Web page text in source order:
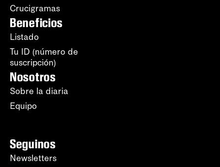
Crucigramas
Beneficios
Listado
Tu ID (número de
suscripción)
Nosotros
Sobre la diaria
Equipo
Seguinos
Newsletters